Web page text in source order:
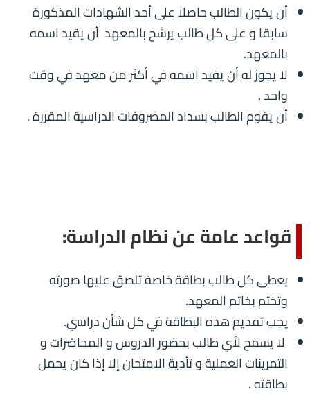
أن يكون الطالب حاصلا على أحد الشهادات المذكورة
سابقا و على كل طالب يرشح بالمعهد أن يقيد اسمه
بالمعهد.
لا يجوز له أن يقيد اسمه في أكثر من معهد في وقت
واحد .
أن يقوم الطالب بسداد المصروفات الدراسية المقررة .
قواعد عامة عن نظام الدراسة:
يعطى كل طالب بطاقة خاصة تلصق عليها صورته
وتختم بخاتم المعهد.
يجب تقديم هذه البطاقة في كل شأن دراسي.
لا يسمح لأي طالب بحضور الدروس و المحاضرات و
التمرينات العملية و تأدية الامتحان إلا إذا كان يحمل
بطاقته .